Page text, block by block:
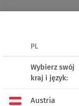
udostępnij:
Social
PL
Wybierz swój
kraj i język:
Austria